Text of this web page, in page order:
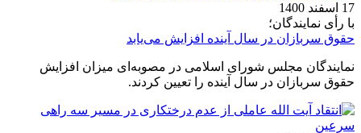
17 اسفند 1400
با رأی نمایندگان؛
حقوق سربازان در سال آینده افزایش می‌یابد
نمایندگان مجلس شورای اسلامی در مصوبه‌ای میزان افزایش
حقوق سربازان در سال آینده را تعیین کردند.